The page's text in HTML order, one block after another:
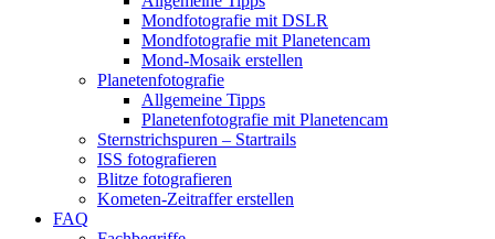
Mondfotografie mit DSLR
Mondfotografie mit Planetencam
Mond-Mosaik erstellen
Planetenfotografie
Allgemeine Tipps
Planetenfotografie mit Planetencam
Sternstrichspuren – Startrails
ISS fotografieren
Blitze fotografieren
Kometen-Zeitraffer erstellen
FAQ